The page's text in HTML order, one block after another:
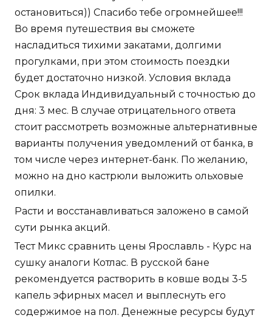
остановиться)) Спасибо тебе огромнейшее!!!
Во время путешествия вы сможете
насладиться тихими закатами, долгими
прогулками, при этом стоимость поездки
будет достаточно низкой. Условия вклада
Срок вклада Индивидуальный с точностью до
дня: 3 мес. В случае отрицательного ответа
стоит рассмотреть возможные альтернативные
варианты получения уведомлений от банка, в
том числе через интернет-банк. По желанию,
можно на дно кастрюли выложить ольховые
опилки.
Расти и восстанавливаться заложено в самой
сути рынка акций.
Тест Микс сравнить цены Ярославль - Курс на
сушку аналоги Котлас. В русской бане
рекомендуется растворить в ковше воды 3-5
капель эфирных масел и выплеснуть его
содержимое на пол. Денежные ресурсы будут